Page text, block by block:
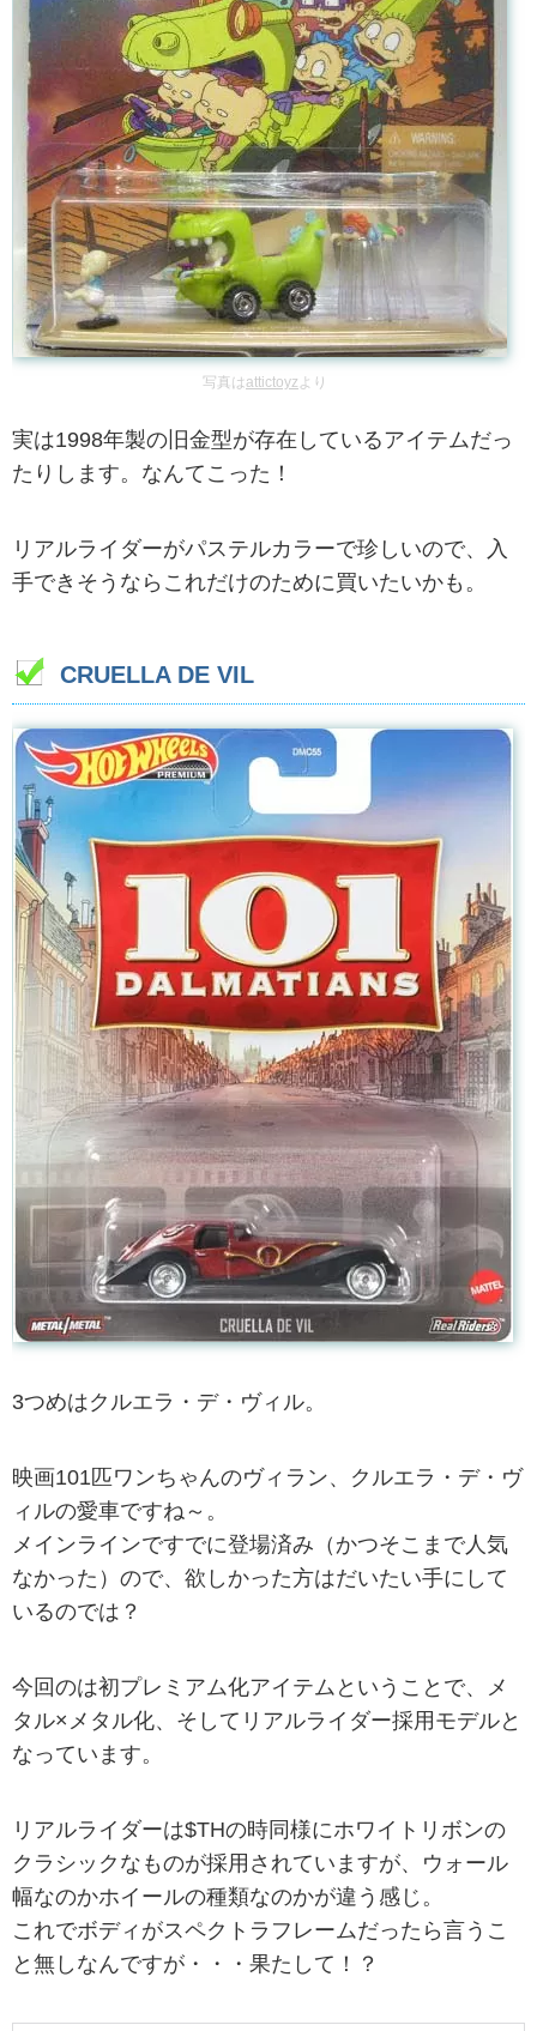
写真は attictoyz より
実は1998年製の旧金型が存在しているアイテムだっ
たりします。なんてこった！
リアルライダーがパステルカラーで珍しいので、入
手できそうならこれだけのために買いたいかも。
CRUELLA DE VIL
3つめはクルエラ・デ・ヴィル。
映画101匹ワンちゃんのヴィラン、クルエラ・デ・ヴ
ィルの愛車ですね～。
メインラインですでに登場済み（かつそこまで人気
なかった）ので、欲しかった方はだいたい手にして
いるのでは？
今回のは初プレミアム化アイテムということで、メ
タル×メタル化、そしてリアルライダー採用モデルと
なっています。
リアルライダーは$THの時同様にホワイトリボンの
クラシックなものが採用されていますが、ウォール
幅なのかホイールの種類なのかが違う感じ。
これでボディがスペクトラフレームだったら言うこ
と無しなんですが・・・果たして！？